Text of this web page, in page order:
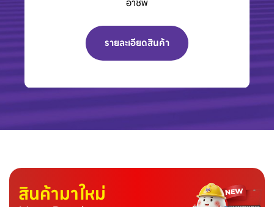
รายละเอียดสินค้า
สินค้ามาใหม่